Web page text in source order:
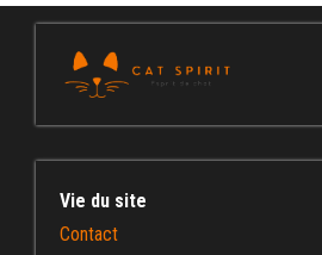
Vie du site
Contact